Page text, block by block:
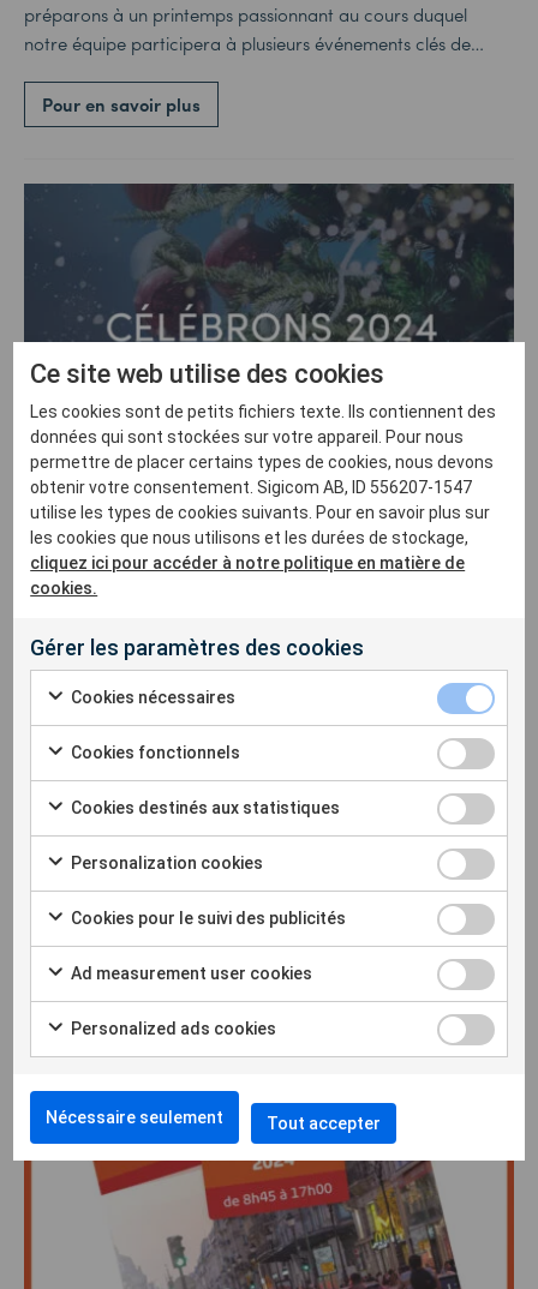
préparons à un printemps passionnant au cours duquel
notre équipe participera à plusieurs événements clés de…
Pour en savoir plus
Clôture d’une année remarquable
Alors que 2024 touche à sa fin, nous profitons de cette
occasion pour remercier nos incroyables clients et notre
formidable personnel pour une année phénoménale….
Pour en savoir plus
Ce site web utilise des cookies
Les cookies sont de petits fichiers texte. Ils contiennent des
données qui sont stockées sur votre appareil. Pour nous
permettre de placer certains types de cookies, nous devons
obtenir votre consentement. Sigicom AB, ID 556207-1547
utilise les types de cookies suivants. Pour en savoir plus sur
les cookies que nous utilisons et les durées de stockage,
cliquez ici pour accéder à notre politique en matière de
cookies.
Gérer les paramètres des cookies
Cookies nécessaires
Cookies fonctionnels
Cookies destinés aux statistiques
Personalization cookies
Cookies pour le suivi des publicités
Ad measurement user cookies
Personalized ads cookies
Nécessaire seulement Tout accepter